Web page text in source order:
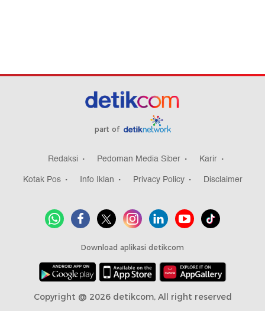
part of
Redaksi Pedoman Media Siber
Karir
Kotak Pos
Info Iklan Privacy Policy Disclaimer
Download aplikasi detikcom
Copyright @ 2026 detikcom, All right reserved